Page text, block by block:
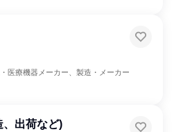
医療機器メーカー、製造・メーカー
、出荷など)